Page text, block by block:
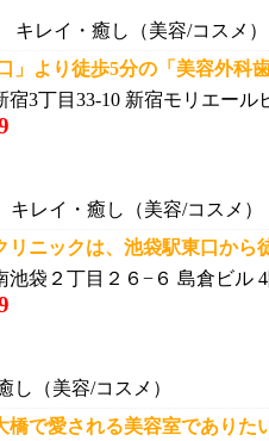
レイ・癒し（美容/コスメ）
」より徒歩5分の「美容外科
宿3丁目33-10 新宿モリエール
レイ・癒し（美容/コスメ）
リニックは、池袋駅東口から
池袋２丁目２６−６ 島倉ビル
（美容/コスメ）
橋で愛される美容室でありた